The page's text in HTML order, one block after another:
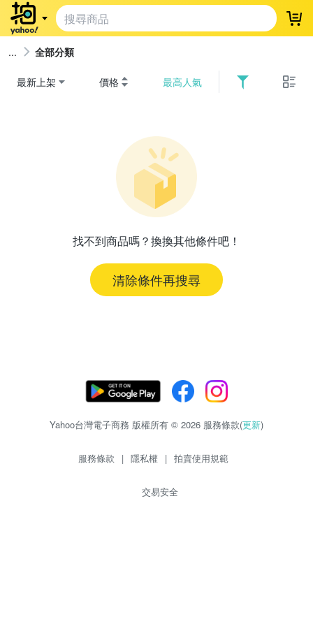
登
全部分類
最新上架 價格 最高人氣
找不到商品嗎？換換其他條件吧！
清除條件再搜尋
Yahoo台灣電子商務 版權所有 © 2026 服務條款(更新)
服務條款 | 隱私權 | 拍賣使用規範
交易安全